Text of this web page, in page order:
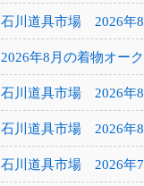
石川道具市場 2026年
2026年8月の着物オー
石川道具市場 2026年8
石川道具市場 2026年
石川道具市場 2026年7